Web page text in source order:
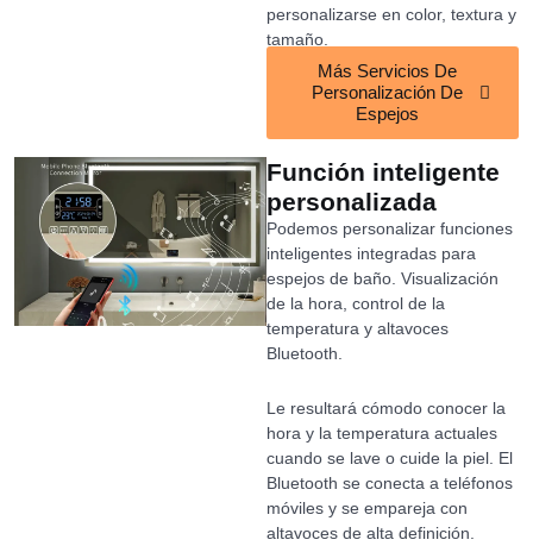
personalizarse en color, textura y
tamaño.
Más Servicios De
Personalización De
Espejos
Función inteligente
personalizada
Podemos personalizar funciones
inteligentes integradas para
espejos de baño. Visualización
de la hora, control de la
temperatura y altavoces
Bluetooth.
Le resultará cómodo conocer la
hora y la temperatura actuales
cuando se lave o cuide la piel. El
Bluetooth se conecta a teléfonos
móviles y se empareja con
altavoces de alta definición.